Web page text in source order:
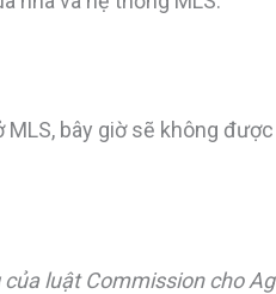
bây giờ sẽ không
luật Commission cho